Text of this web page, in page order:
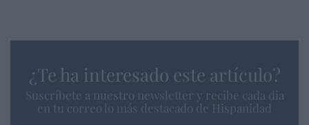
¿Te ha interesado este artículo?
Suscríbete a nuestro newsletter y recibe cada dia
en tu correo lo más destacado de Hispanidad